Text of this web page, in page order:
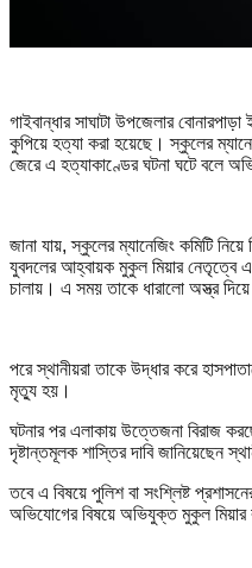
গাইবান্ধার সাঘাটা উপজেলার
কুপিয়ে হত্যা করা হয়েছে। স্কুলের
জেরে এ হত্যাকাণ্ডের ঘটনা ঘটে বলে
জানা যায়, স্কুলের ম্যানেজিং কমিটি
যুবদলের আহ্বায়ক মুকুল মিয়ার নেতৃত্বে
চালায়। এ সময় তাকে ধারালো অস্ত্র
পরে স্থানীয়রা তাকে উদ্ধার করে
মৃত্যু হয়।
ঘটনার পর এলাকায় উত্তেজনা বিরাজ
দৃষ্টান্তমূলক শাস্তির দাবি জানিয়েছেন
তবে এ বিষয়ে পুলিশ বা সংশ্লিষ্ট
অভিযোগের বিষয়ে অভিযুক্ত মুকুল